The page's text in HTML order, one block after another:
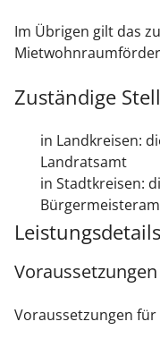
Im Übrigen gilt das
Zuständige
in Landkreisen:
Landratsamt
in Stadtkreisen:
Leistungsdetails
Voraussetzungen
Voraussetzungen